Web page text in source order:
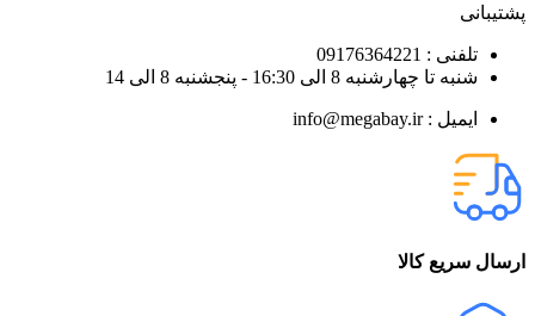
پشتیبانی
تلفنی : 09176364221
شنبه تا چهارشنبه 8 الی 16:30 - پنجشنبه 8 الی 14
ایمیل : info@megabay.ir
ارسال سریع کالا